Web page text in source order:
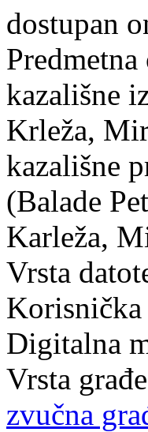
dostupan
kazališne
Krleža,
kazališne
(Balade
Karleža,
Vrsta
Digitalna
Vrsta građe
zvučna